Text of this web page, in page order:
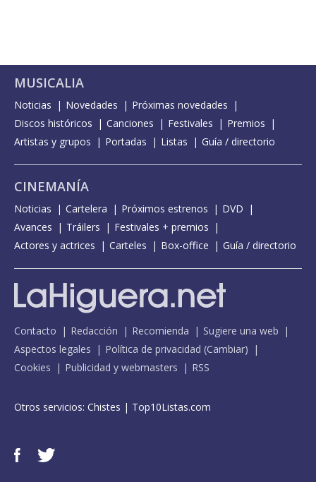
MUSICALIA
Noticias Novedades
Próximas novedades
Discos históricos
Canciones Festivales
Premios
Artistas y grupos
Portadas Listas Guía / directorio
CINEMANÍA
Noticias Cartelera Próximos estrenos
DVD
Avances
Tráilers
Festivales + premios
Actores y actrices
Carteles Box-office Guía / directorio
Contacto Redacción Recomienda
Sugiere una web
Aspectos legales
Política de privacidad (Cambiar)
Cookies
Publicidad y webmasters RSS
Otros servicios: Chistes | Top10Listas.com